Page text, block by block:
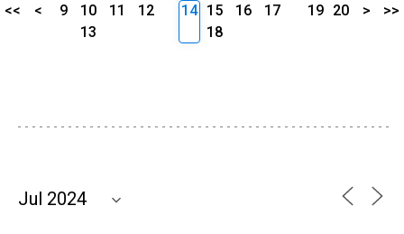
<< < 9 10 11
12
13
14 15 16
17
18
19 20 > >>